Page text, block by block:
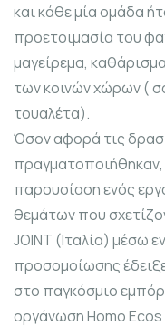
και κάθε μία ομάδα
προετοιμασία του
μαγείρεμα,
των κοινών χώρων (
τουαλέτα).
Όσον αφορά τις
πραγματοποιήθηκαν,
παρουσίαση ενός
θεμάτων που
JOINT (Ιταλία) μέσω
προσομοίωσης
στο παγκόσμιο
οργάνωση Homo Ecos